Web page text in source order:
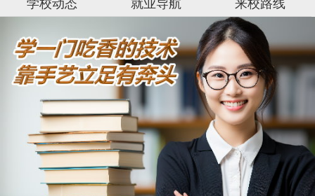
学校动态
就业导航 来校路线